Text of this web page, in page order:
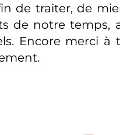
de traiter, de
de notre temps,
Encore merci